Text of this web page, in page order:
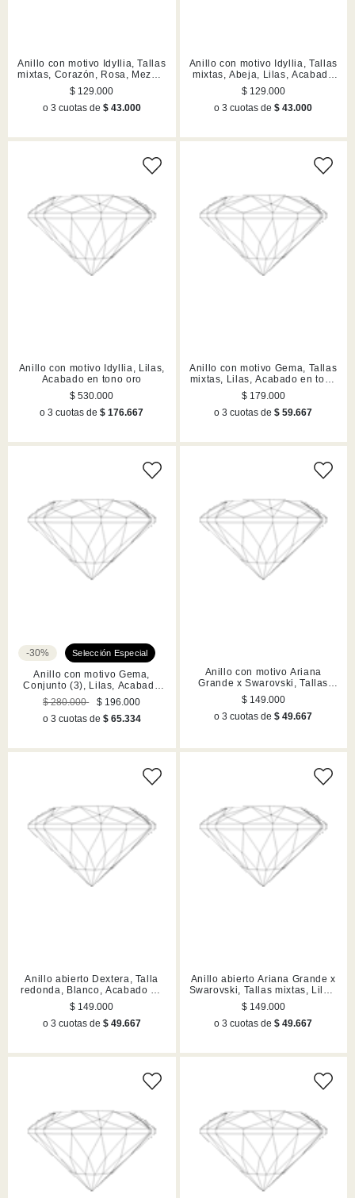
Anillo con motivo Idyllia, Tallas
mixtas, Corazón, Rosa, Mezcla
de acabados
$ 129.000
o 3 cuotas de $ 43.000
Anillo con motivo Idyllia, Tallas
mixtas, Abeja, Lilas, Acabado
en tono oro
$ 129.000
o 3 cuotas de$ 43.000
Anillo con motivo Idyllia, Lilas,
Acabado en tono oro
$ 530.000
o 3 cuotas de$ 176.667
Anillo con motivo Gema, Tallas
mixtas, Lilas, Acabado en tono
oro
$ 179.000
o 3 cuotas de$ 59.667
-30%
Anillo con motivo Gema,
Conjunto (3), Lilas, Acabado
en tono oro
$ 280.000
$ 196.000
o 3 cuotas de $ 65.334
Anillo con motivo Ariana
Grande x Swarovski, Tallas
mixtas, Libélula, Lilas,
Acabado en rodio
$ 149.000
o 3 cuotas de$ 49.667
Anillo abierto Dextera, Talla
redonda, Blanco, Acabado en
tono oro
$ 149.000
o 3 cuotas de $ 49.667
Anillo abierto Ariana Grande x
Swarovski, Tallas mixtas, Lilas,
Acabado en rodio
$ 149.000
o 3 cuotas de$ 49.667